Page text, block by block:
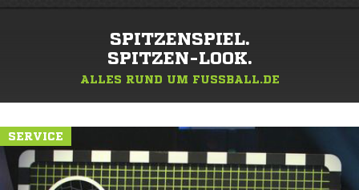
SPITZENSPIEL.
SPITZEN-LOOK.
ALLES RUND UM FUSSBALL.DE
SERVICE